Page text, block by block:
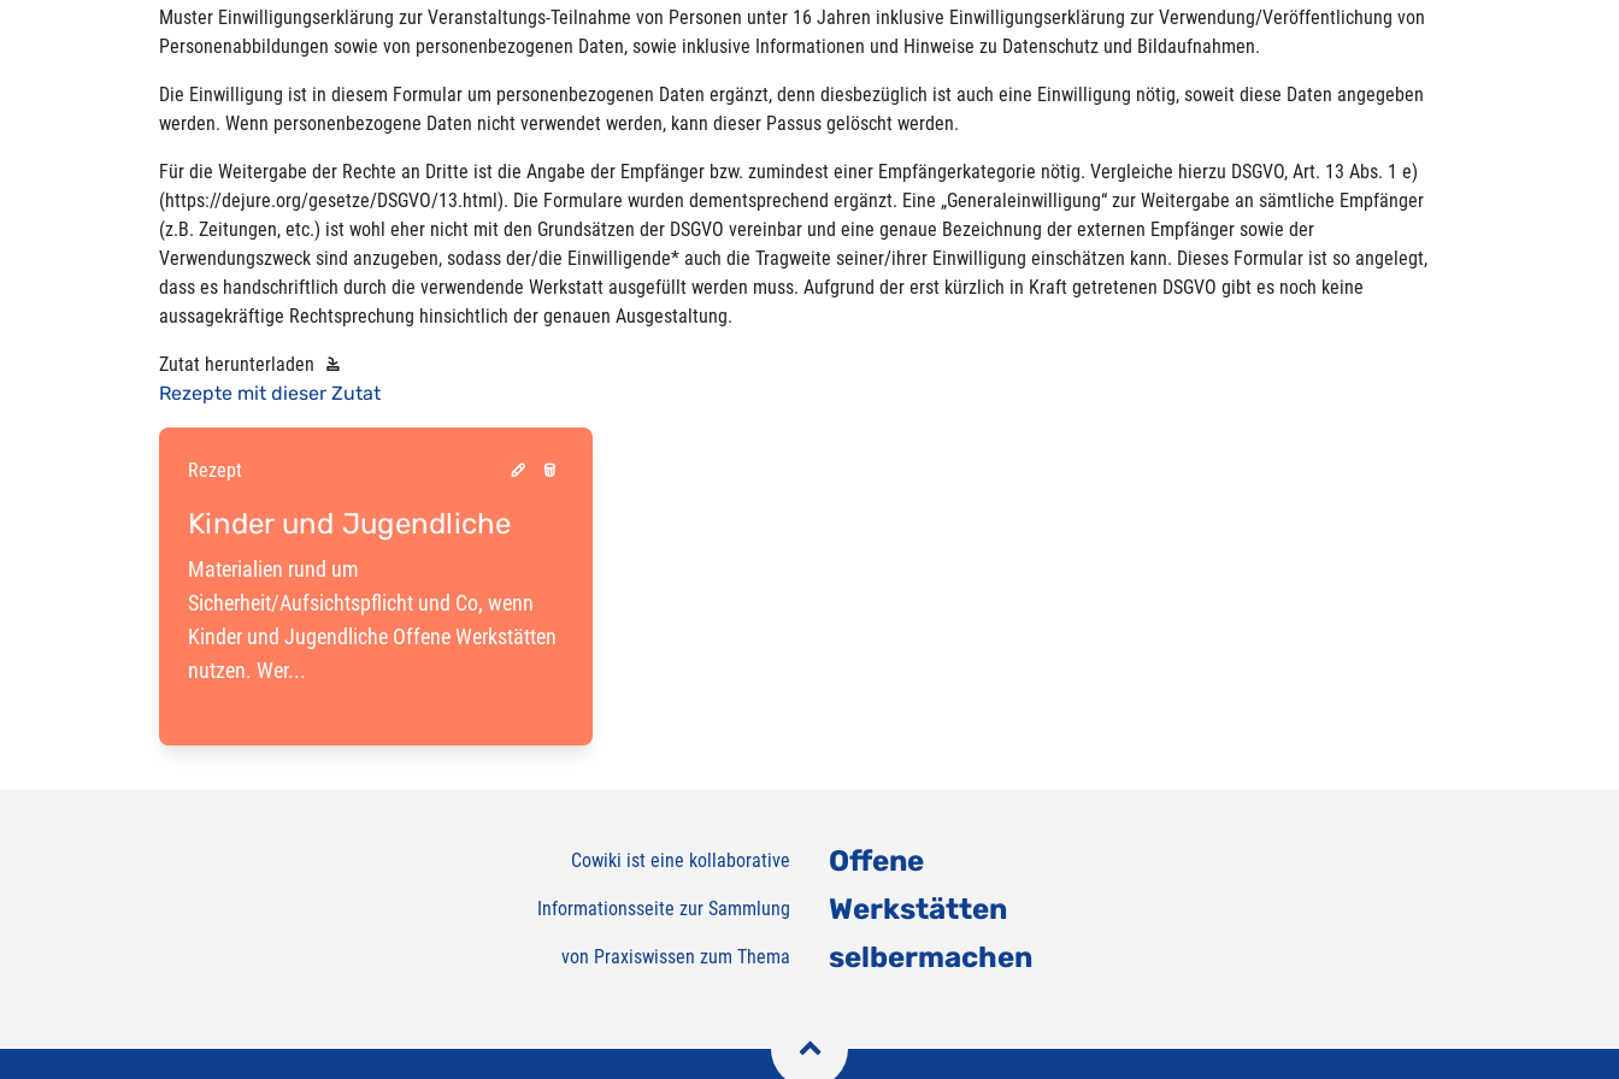
Muster Einwilligungserklärung zur Veranstaltungs-Teilnahme von Personen unter 16 Jahren inklusive Einwilligungserklärung zur Verwendung/Veröffentlichung von
Personenabbildungen sowie von personenbezogenen Daten, sowie inklusive Informationen und Hinweise zu Datenschutz und Bildaufnahmen.
Die Einwilligung ist in diesem Formular um personenbezogenen Daten ergänzt, denn diesbezüglich ist auch eine Einwilligung nötig, soweit diese Daten angegeben
werden. Wenn personenbezogene Daten nicht verwendet werden, kann dieser Passus gelöscht werden.
Für die Weitergabe der Rechte an Dritte ist die Angabe der Empfänger bzw. zumindest einer Empfängerkategorie nötig. Vergleiche hierzu DSGVO, Art. 13 Abs. 1 e)
(https://dejure.org/gesetze/DSGVO/13.html). Die Formulare wurden dementsprechend ergänzt. Eine „Generaleinwilligung“ zur Weitergabe an sämtliche Empfänger
(z.B. Zeitungen, etc.) ist wohl eher nicht mit den Grundsätzen der DSGVO vereinbar und eine genaue Bezeichnung der externen Empfänger sowie der
Verwendungszweck sind anzugeben, sodass der/die Einwilligende* auch die Tragweite seiner/ihrer Einwilligung einschätzen kann. Dieses Formular ist so angelegt,
dass es handschriftlich durch die verwendende Werkstatt ausgefüllt werden muss. Aufgrund der erst kürzlich in Kraft getretenen DSGVO gibt es noch keine
aussagekräftige Rechtsprechung hinsichtlich der genauen Ausgestaltung.
Zutat herunterladen
Rezepte mit dieser Zutat
Rezept
Kinder und Jugendliche
Materialien rund um
Sicherheit/Aufsichtspflicht und Co, wenn
Kinder und Jugendliche Offene Werkstätten
nutzen. Wer...
Cowiki ist eine kollaborative
Informationsseite zur Sammlung
von Praxiswissen zum Thema
Offene
Werkstätten
selbermachen
